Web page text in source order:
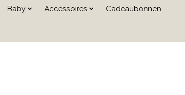
Baby Accessoires Cadeaubonnen